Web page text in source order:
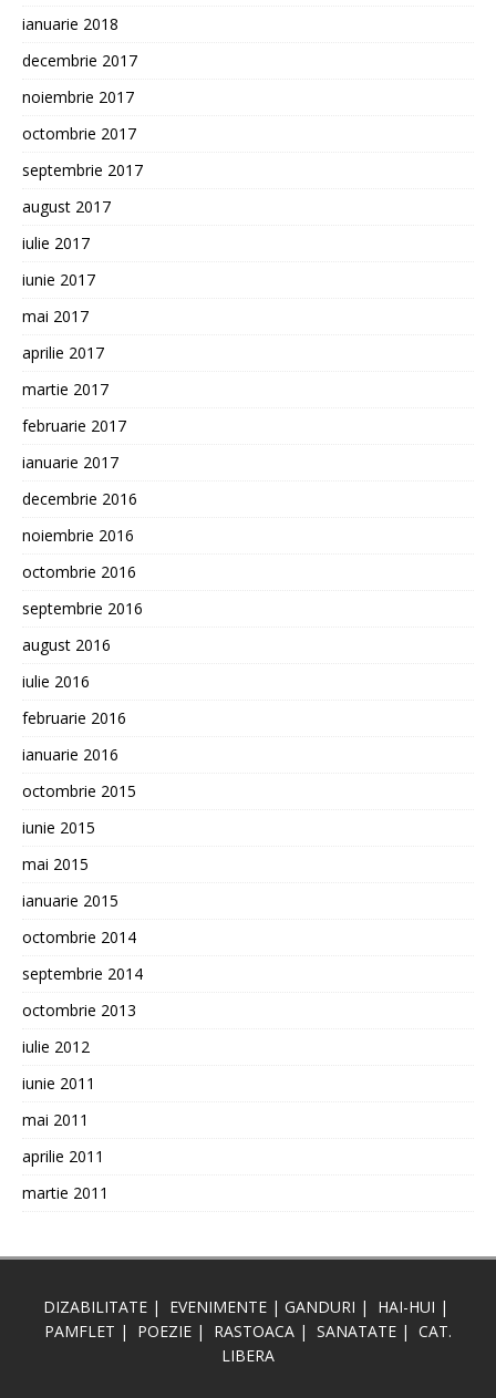
ianuarie 2018
decembrie 2017
noiembrie 2017
octombrie 2017
septembrie 2017
august 2017
iulie 2017
iunie 2017
mai 2017
aprilie 2017
martie 2017
februarie 2017
ianuarie 2017
decembrie 2016
noiembrie 2016
octombrie 2016
septembrie 2016
august 2016
iulie 2016
februarie 2016
ianuarie 2016
octombrie 2015
iunie 2015
mai 2015
ianuarie 2015
octombrie 2014
septembrie 2014
octombrie 2013
iulie 2012
iunie 2011
mai 2011
aprilie 2011
martie 2011
DIZABILITATE | EVENIMENTE | GANDURI | HAI-HUI |
PAMFLET | POEZIE | RASTOACA | SANATATE | CAT.
LIBERA